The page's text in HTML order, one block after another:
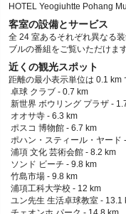
HOTEL Yeogiuhtte Pohang
客室の設備とサービス
全 24 室あるそれぞれ異なる
ブルの番組をご覧いただけま
近くの観光スポット
距離の最小表示単位は 0.1 km
卓球 クラブ - 0.7 km
新世界 ボウリング プラザ -
オオサ寺 - 6.3 km
ポスコ 博物館 - 6.7 km
ポハン・スティール・ヤード
浦項 文化 芸術会館 - 8.2 km
ソンド ビーチ - 9.8 km
竹島市場 - 9.8 km
浦項工科大学校 - 12 km
ユン先生 生活卓球教室 - 13.1